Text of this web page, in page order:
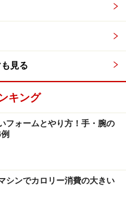
見る
キング
フォームとやり方！手・腕の
シンでカロリー消費の大きい